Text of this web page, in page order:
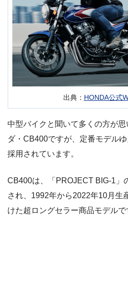
出典： HONDA公式
中型バイクと聞いて多くの方が
ダ・CB400ですが、定番モデル
採用されています。
CB400は、「PROJECT BIG-1」
され、1992年から2022年10月生
けた超ロングセラー商品モデルで